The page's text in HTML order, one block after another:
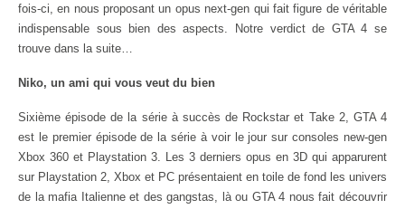
fois-ci, en nous proposant un opus next-gen qui fait figure de véritable
indispensable sous bien des aspects. Notre verdict de GTA 4 se
trouve dans la suite…
Niko, un ami qui vous veut du bien
Sixième épisode de la série à succès de Rockstar et Take 2, GTA 4
est le premier épisode de la série à voir le jour sur consoles new-gen
Xbox 360 et Playstation 3. Les 3 derniers opus en 3D qui apparurent
sur Playstation 2, Xbox et PC présentaient en toile de fond les univers
de la mafia Italienne et des gangstas, là ou GTA 4 nous fait découvrir